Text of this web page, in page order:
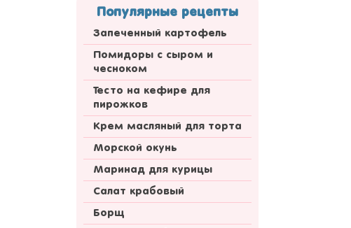
Популярные рецепты
Запеченный картофель
Помидоры с сыром и
чесноком
Тесто на кефире для
пирожков
Крем масляный для торта
Морской окунь
Маринад для курицы
Салат крабовый
Борщ